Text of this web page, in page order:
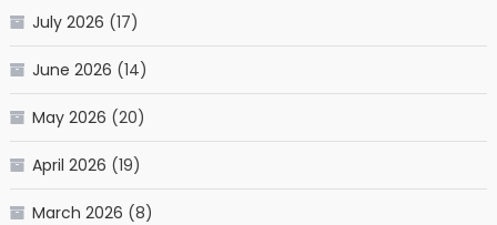
July 2026 (17)
June 2026 (14)
May 2026 (20)
April 2026 (19)
March 2026 (8)